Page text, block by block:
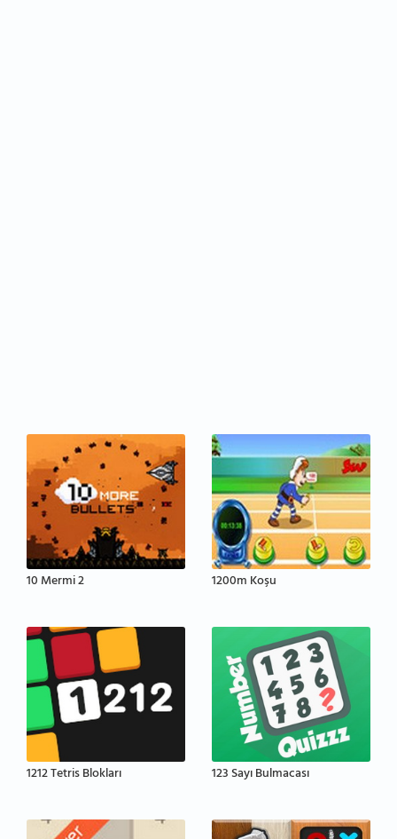
10 Mermi 2 1200m Koşu
1212 Tetris Blokları 123 Sayı Bulmacası